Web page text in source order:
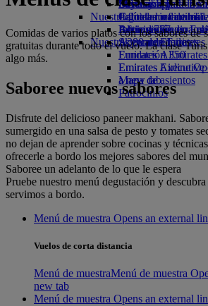
Bebidas
Nuestra flota
Boeing 777
A380 de Emirates
Emirates A350
Emirates Executive
Mapa de asientos
Diversión para los
Juguetes infantiles
Actividades para
Sostenibilidad en
Política
Informes
Nuestras comunidades
Fundación
Emirates Airline
a new tab
Patrocinios
Skywards Rail
Calculadora de
Inicie sesión en
Skywards+
Móvil y app de
Cancelar o cambiar
Alteraciones en los
Acerca de Emirates
Comidas de varios platos con los sabores de
gratuitas durante todo el vuelo. La clase
algo más.
Saboree nuevos sabores
Disfrute del delicioso paneer makhani.
sumergido en una salsa de pesto y tomates
no dejan de aprender sobre cocinas y
ofrecerle a bordo los mejores sabores del
Saboree un adelanto de lo que le espera
Pruebe nuestro menú degustación y
servimos a bordo.
Menú de muestra Opens an external
Vuelos de corta distancia
Menú de muestraMenú de muestra
new tab
Menú de muestra Opens an external